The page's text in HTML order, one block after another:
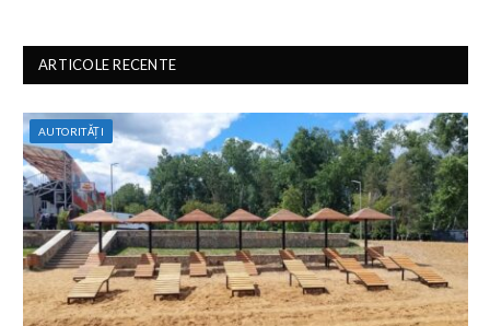
ARTICOLE RECENTE
AUTORITĂȚI